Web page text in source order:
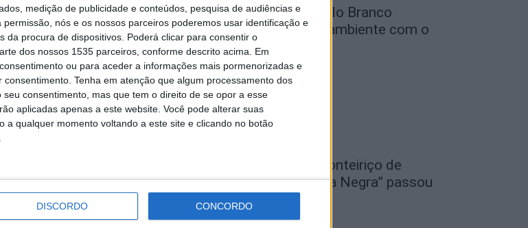
medição de publicidade e conteúdos, pesquisa de audiências e
permissão, nós e os nossos parceiros poderemos usar identificação e
da procura de dispositivos. Poderá clicar para consentir o
dos nossos 1535 parceiros, conforme descrito acima. Em
ou para aceder a informações mais pormenorizadas e
Tenha em atenção que algum processamento dos
consentimento, mas que tem o direito de se opor a esse
aplicadas apenas a este website. Você pode alterar suas
a qualquer momento voltando a este site e clicando no botão
DISCORDO CONCORDO
Baixa.
onde a Orquestra Viola Beiroa
das atividades e realidades
ano, previsivelmente em
ideias, atividades e recursos
deste encontro seja o reforço da
e colaborativo com as
de uma estrutura que
Município de Castelo Branco
reforça defesa do ambiente com o
projeto...
6 de Agosto, 2026
VI Festival Transfronteiriço de
Novela Negra “Gata Negra” passou
por Idanha-a-Nova
6 de Agosto, 2026